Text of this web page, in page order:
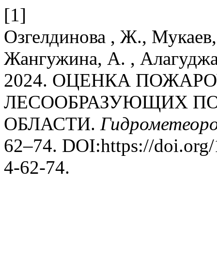
[1]
Озгелдинова , Ж.,
Жангужина, А. ,
2024. ОЦЕНКА
ЛЕСООБРАЗУЮЩИХ
ОБЛАСТИ.
62–74. DOI:https://
4-62-74.